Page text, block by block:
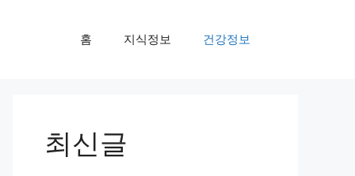
홈 지식정보 건강정보
최신글